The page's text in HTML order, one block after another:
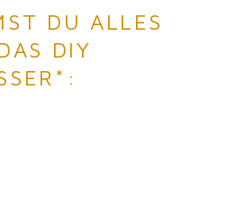
DU ALLES
DIY